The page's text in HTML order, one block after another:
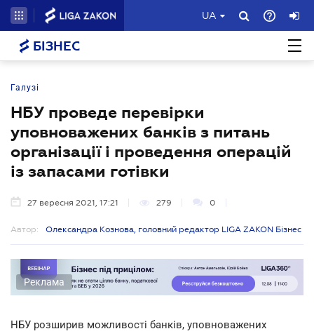
UA
БІЗНЕС
Галузі
НБУ проведе перевірки
уповноважених банків з питань
організації і проведення операцій
із запасами готівки
27 вересня 2021, 17:21 279 0
Автор: Олександра Кознова, головний редактор LIGA ZAKON Бізнес
Реклама
НБУ розширив можливості банків, уповноважених